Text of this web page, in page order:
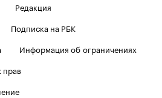
Редакция
Подписка на РБК
Информация об ограничениях
прав